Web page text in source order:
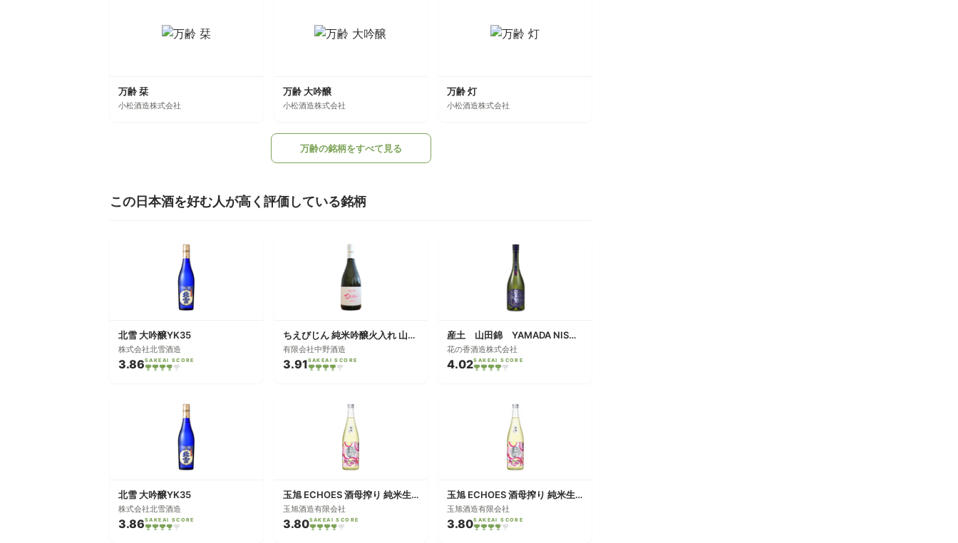
万齢 栞
小松酒造株式会社
万齢 大吟醸
小松酒造株式会社
万齢 灯
小松酒造株式会社
万齢の銘柄をすべて見る
この日本酒を好む人が高く評価している銘柄
北雪 大吟醸YK35
株式会社北雪酒造
3.86SAKEAI SCORE
ちえびじん 純米吟醸火入れ 山田錦
有限会社中野酒造
3.91SAKEAI SCORE
産土 山田錦 YAMADA NISHIKI
花の香酒造株式会社
4.02SAKEAI SCORE
北雪 大吟醸YK35
株式会社北雪酒造
3.86SAKEAI SCORE
玉旭 ECHOES 酒母搾り 純米生原酒
玉旭酒造有限会社
3.80SAKEAI SCORE
玉旭 ECHOES 酒母搾り 純米生原酒
玉旭酒造有限会社
3.80SAKEAI SCORE